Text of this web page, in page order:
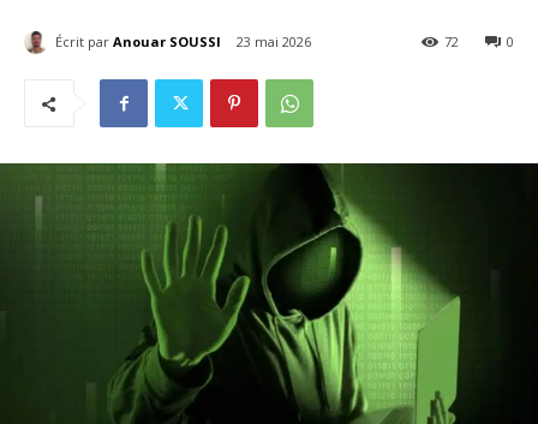
Écrit par Anouar SOUSSI 23 mai 2026 0
72